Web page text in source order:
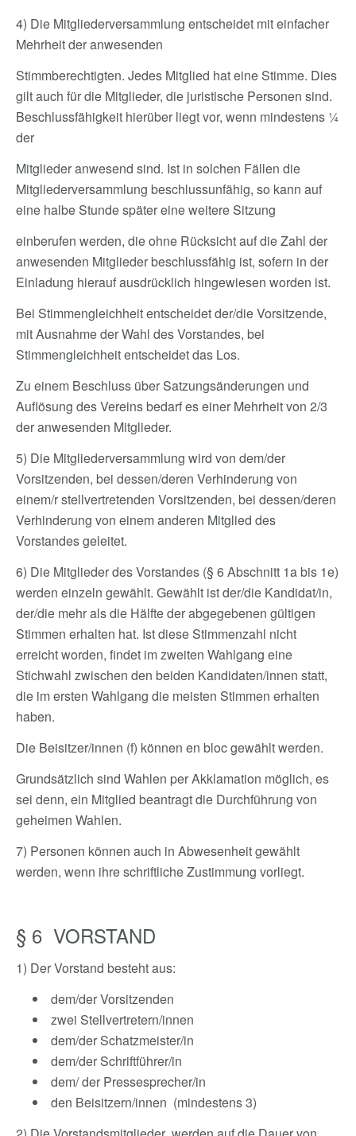
4) Die Mitgliederversammlung entscheidet mit einfacher
Mehrheit der anwesenden
Stimmberechtigten. Jedes Mitglied hat eine Stimme. Dies
gilt auch für die Mitglieder, die juristische Personen sind.
Beschlussfähigkeit hierüber liegt vor, wenn mindestens ¼
der
Mitglieder anwesend sind. Ist in solchen Fällen die
Mitgliederversammlung beschlussunfähig, so kann auf
eine halbe Stunde später eine weitere Sitzung
einberufen werden, die ohne Rücksicht auf die Zahl der
anwesenden Mitglieder beschlussfähig ist, sofern in der
Einladung hierauf ausdrücklich hingewiesen worden ist.
Bei Stimmengleichheit entscheidet der/die Vorsitzende,
mit Ausnahme der Wahl des Vorstandes, bei
Stimmengleichheit entscheidet das Los.
Zu einem Beschluss über Satzungsänderungen und
Auflösung des Vereins bedarf es einer Mehrheit von 2/3
der anwesenden Mitglieder.
5) Die Mitgliederversammlung wird von dem/der
Vorsitzenden, bei dessen/deren Verhinderung von
einem/r stellvertretenden Vorsitzenden, bei dessen/deren
Verhinderung von einem anderen Mitglied des
Vorstandes geleitet.
6) Die Mitglieder des Vorstandes (§ 6 Abschnitt 1a bis 1e)
werden einzeln gewählt. Gewählt ist der/die Kandidat/in,
der/die mehr als die Hälfte der abgegebenen gültigen
Stimmen erhalten hat. Ist diese Stimmenzahl nicht
erreicht worden, findet im zweiten Wahlgang eine
Stichwahl zwischen den beiden Kandidaten/innen statt,
die im ersten Wahlgang die meisten Stimmen erhalten
haben.
Die Beisitzer/innen (f) können en bloc gewählt werden.
Grundsätzlich sind Wahlen per Akklamation möglich, es
sei denn, ein Mitglied beantragt die Durchführung von
geheimen Wahlen.
7) Personen können auch in Abwesenheit gewählt
werden, wenn ihre schriftliche Zustimmung vorliegt.
§ 6 VORSTAND
1) Der Vorstand besteht aus:
dem/der Vorsitzenden
zwei Stellvertretern/innen
dem/der Schatzmeister/in
dem/der Schriftführer/in
dem/ der Pressesprecher/in
den Beisitzern/innen (mindestens 3)